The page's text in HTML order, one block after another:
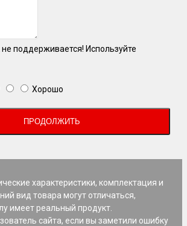
не поддерживается! Используйте
Хорошо
ПРОДОЛЖИТЬ
характеристики, комплектация и
вид товара могут отличаться,
имеет реальный продукт.
сайта, если вы заметили ошибку